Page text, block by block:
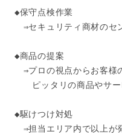
◆保守点検作業
⇒セキュリティ商材のセ
◆商品の提案
⇒プロの視点からお客様
ピッタリの商品やサー
◆駆けつけ対処
⇒担当エリア内で以上が